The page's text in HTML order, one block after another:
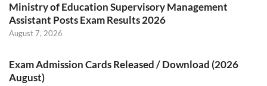
Ministry of Education Supervisory Management
Assistant Posts Exam Results 2026
August 7, 2026
Exam Admission Cards Released / Download (2026
August)